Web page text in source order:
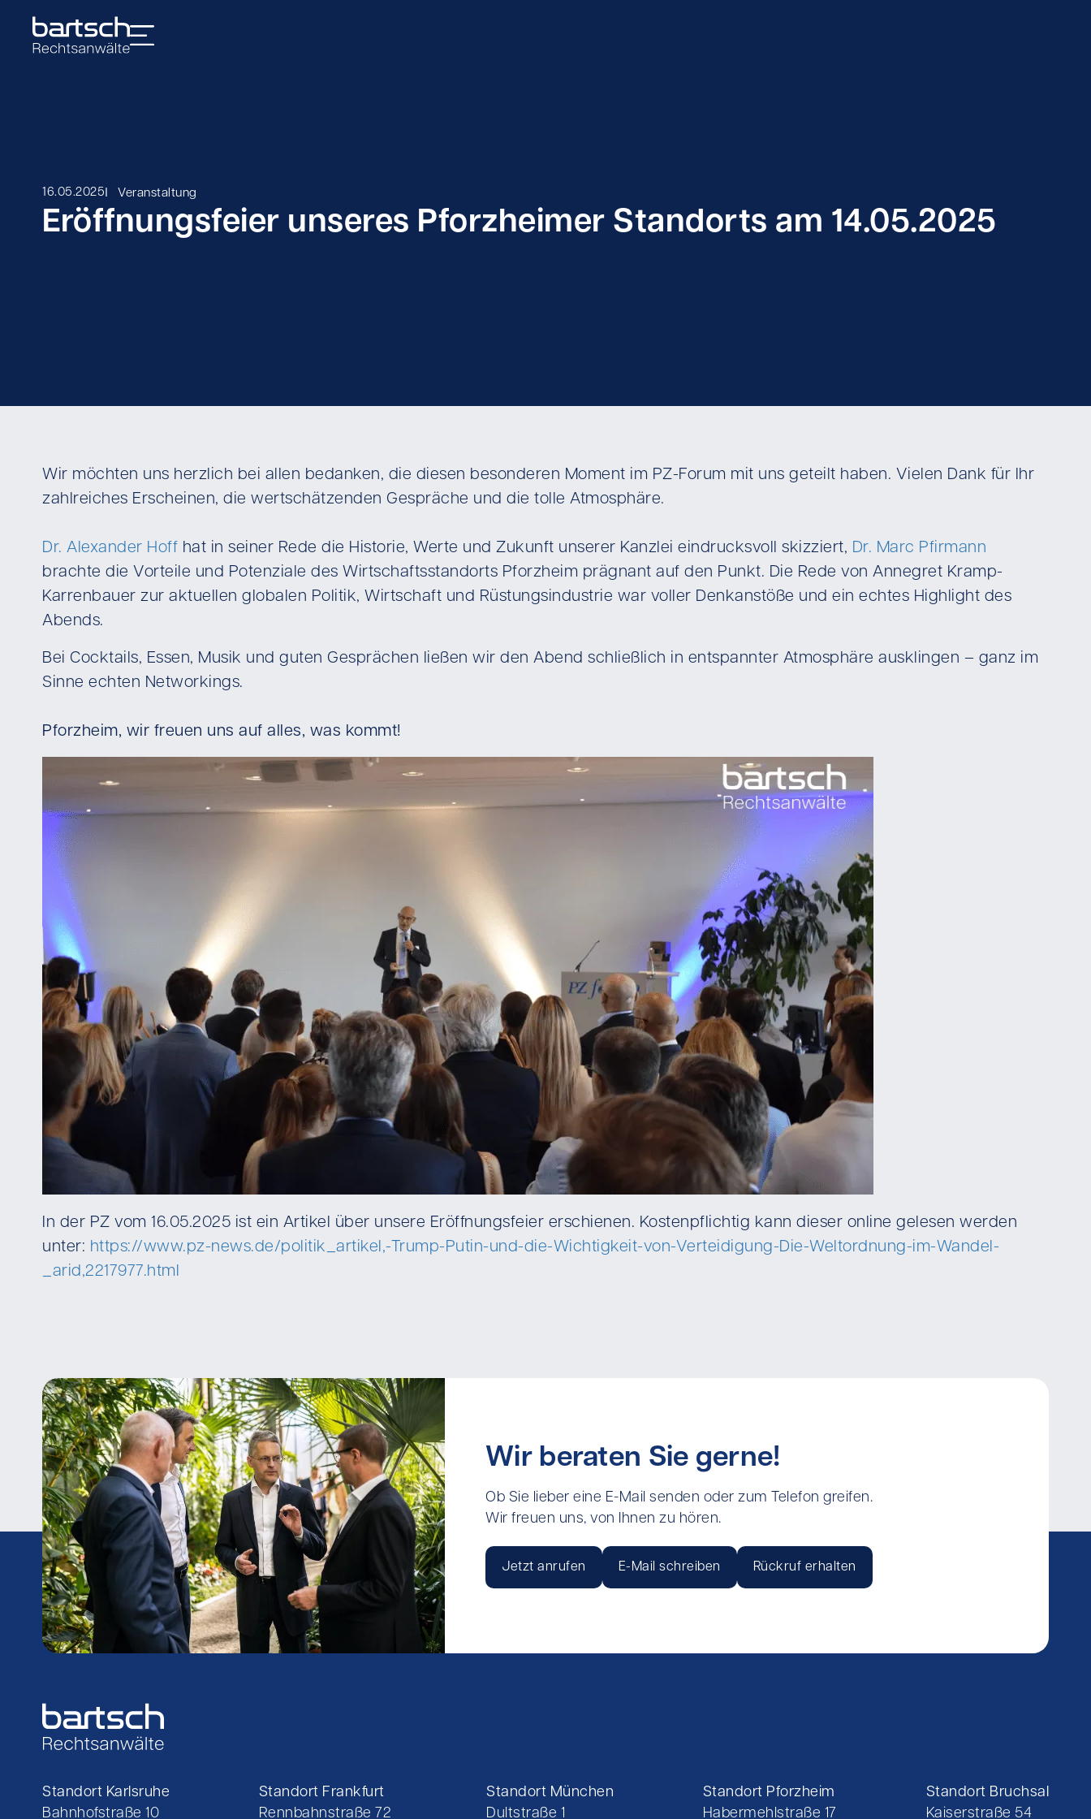
I Veranstaltung
16.05.2025
Eröffnungsfeier unseres Pforzheimer Standorts am 14.05.2025
Wir möchten uns herzlich bei allen bedanken, die diesen besonderen Moment im PZ-Forum mit uns geteilt haben. Vielen Dank für Ihr
zahlreiches Erscheinen, die wertschätzenden Gespräche und die tolle Atmosphäre.
Dr. Alexander Hoff hat in seiner Rede die Historie, Werte und Zukunft unserer Kanzlei eindrucksvoll skizziert, Dr. Marc Pfirmann
brachte die Vorteile und Potenziale des Wirtschaftsstandorts Pforzheim prägnant auf den Punkt. Die Rede von Annegret Kramp-
Karrenbauer zur aktuellen globalen Politik, Wirtschaft und Rüstungsindustrie war voller Denkanstöße und ein echtes Highlight des
Abends.
Bei Cocktails, Essen, Musik und guten Gesprächen ließen wir den Abend schließlich in entspannter Atmosphäre ausklingen – ganz im
Sinne echten Networkings.
Pforzheim, wir freuen uns auf alles, was kommt!
In der PZ vom 16.05.2025 ist ein Artikel über unsere Eröffnungsfeier erschienen. Kostenpflichtig kann dieser online gelesen werden
unter: https://www.pz-news.de/politik_artikel,-Trump-Putin-und-die-Wichtigkeit-von-Verteidigung-Die-Weltordnung-im-Wandel-
_arid,2217977.html
Wir beraten Sie gerne!
Ob Sie lieber eine E-Mail senden oder zum Telefon greifen.
Wir freuen uns, von Ihnen zu hören.
Jetzt anrufen E-Mail schreiben Rückruf erhalten
Standort Karlsruhe
Bahnhofstraße 10
Standort Frankfurt
Rennbahnstraße 72
Standort München
Dultstraße 1
Standort Pforzheim
Habermehlstraße 17
Standort Bruchsal
Kaiserstraße 54